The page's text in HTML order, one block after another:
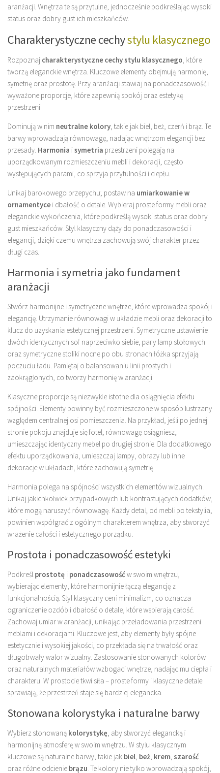
aranżacji. Wnętrza te są przytulne, jednocześnie podkreślając wysoki
status oraz dobry gust ich mieszkańców.
Charakterystyczne cechystylu klasycznego
Rozpoznaj charakterystyczne cechy stylu klasycznego , które
tworzą eleganckie wnętrza. Kluczowe elementy obejmują harmonię,
symetrię oraz prostotę. Przy aranżacji stawiaj na ponadczasowość i
wyważone proporcje, które zapewnią spokój oraz estetykę
przestrzeni.
Dominują w nim neutralne kolory , takie jak biel, beż, czerń i brąz. Te
barwy wprowadzają równowagę, nadając wnętrzom elegancji bez
przesady. Harmonia isymetria przestrzeni polegają na
uporządkowanym rozmieszczeniu mebli i dekoracji, często
występujących parami, co sprzyja przytulności i ciepłu.
Unikaj barokowego przepychu; postaw na umiarkowanie w
ornamentyce i dbałość o detale. Wybieraj proste formy mebli oraz
eleganckie wykończenia, które podkreślą wysoki status oraz dobry
gust mieszkańców. Styl klasyczny dąży do ponadczasowości i
elegancji, dzięki czemu wnętrza zachowują swój charakter przez
długi czas.
Harmonia i symetria jako fundament
aranżacji
Stwórz harmonijne i symetryczne wnętrze, które wprowadza spokój i
elegancję. Utrzymanie równowagi w układzie mebli oraz dekoracji to
klucz do uzyskania estetycznej przestrzeni. Symetryczne ustawienie
dwóch identycznych sof naprzeciwko siebie, pary lamp stołowych
oraz symetryczne stoliki nocne po obu stronach łóżka sprzyjają
poczuciu ładu. Pamiętaj o balansowaniu linii prostych i
zaokrąglonych, co tworzy harmonię w aranżacji.
Klasyczne proporcje są niezwykle istotne dla osiągnięcia efektu
spójności. Elementy powinny być rozmieszczone w sposób lustrzany
względem centralnej osi pomieszczenia. Na przykład, jeśli po jednej
stronie pokoju znajduje się fotel, równowagę osiągniesz,
umieszczając identyczny mebel po drugiej stronie. Dla dodatkowego
efektu uporządkowania, umieszczaj lampy, obrazy lub inne
dekoracje w układach, które zachowują symetrię.
Harmonia polega na spójności wszystkich elementów wizualnych.
Unikaj jakichkolwiek przypadkowych lub kontrastujących dodatków,
które mogą naruszyć równowagę. Każdy detal, od mebli po tekstylia,
powinien współgrać z ogólnym charakterem wnętrza, aby stworzyć
wrażenie całości i estetycznego porządku.
Prostota i ponadczasowość estetyki
Podkreśl prostotę i ponadczasowośćw swoim wnętrzu,
wybierając elementy, które harmonijnie łączą elegancję z
funkcjonalnością. Styl klasyczny ceni minimalizm, co oznacza
ograniczenie ozdób i dbałość o detale, które wspierają całość.
Zachowaj umiar w aranżacji, unikając przeładowania przestrzeni
meblami i dekoracjami. Kluczowe jest, aby elementy były spójne
estetycznie i wysokiej jakości, co przekłada się na trwałość oraz
długotrwały walor wizualny. Zastosowanie stonowanych kolorów
oraz naturalnych materiałów wzbogaci wnętrze, nadając mu ciepła i
charakteru. W prostocie tkwi siła – proste formy i klasyczne detale
sprawiają, że przestrzeń staje się bardziej elegancka.
Stonowana kolorystyka i naturalne barwy
Wybierz stonowaną kolorystykę , aby stworzyć elegancką i
harmonijną atmosferę w swoim wnętrzu. W stylu klasycznym
kluczowe są naturalne barwy, takie jak biel beż krem szarość
oraz różne odcienie brązu . Te kolory nie tylko wprowadzają spokój,